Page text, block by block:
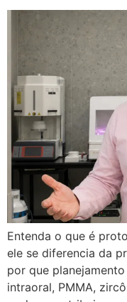
Entenda o que é
ele se diferencia da
por que
intraoral, PMMA,